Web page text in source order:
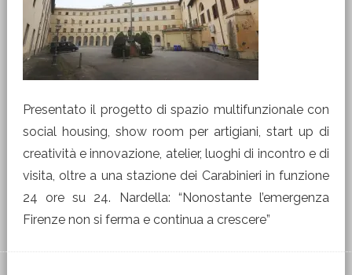
Presentato il progetto di spazio multifunzionale con
social housing, show room per artigiani, start up di
creatività e innovazione, atelier, luoghi di incontro e di
visita, oltre a una stazione dei Carabinieri in funzione
24 ore su 24. Nardella: “Nonostante l’emergenza
Firenze non si ferma e continua a crescere”